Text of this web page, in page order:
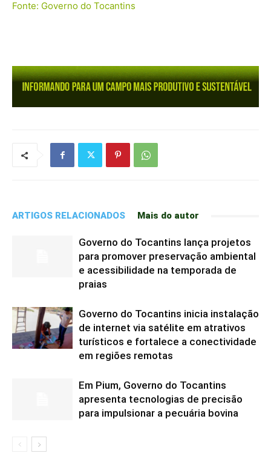
Fonte: Governo do Tocantins
ARTIGOS RELACIONADOS Mais do autor
Governo do Tocantins lança projetos
para promover preservação ambiental
e acessibilidade na temporada de
praias
Governo do Tocantins inicia instalação
de internet via satélite em atrativos
turísticos e fortalece a conectividade
em regiões remotas
Em Pium, Governo do Tocantins
apresenta tecnologias de precisão
para impulsionar a pecuária bovina